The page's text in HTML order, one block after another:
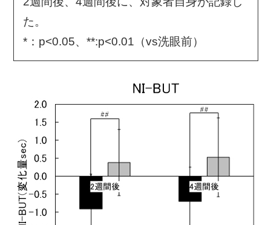
た。
*：p<0.05、**:p<0.01（vs洗眼前）